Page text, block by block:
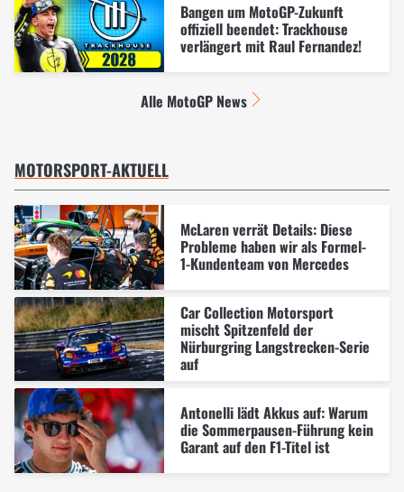
Bangen um MotoGP-Zukunft
offiziell beendet: Trackhouse
verlängert mit Raul Fernandez!
Alle MotoGP News
MOTORSPORT-AKTUELL
McLaren verrät Details: Diese
Probleme haben wir als Formel-
1-Kundenteam von Mercedes
Car Collection Motorsport
mischt Spitzenfeld der
Nürburgring Langstrecken-Serie
auf
Antonelli lädt Akkus auf: Warum
die Sommerpausen-Führung kein
Garant auf den F1-Titel ist